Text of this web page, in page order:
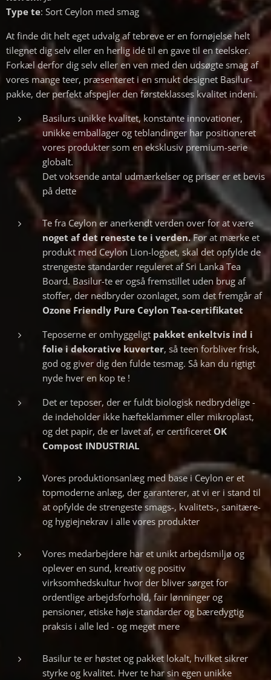
Type te: Sort Ceylon med smag
At finde dit helt eget udvalg af tebreve er en fornøjelse helt
tilegnet dig selv eller en herlig idé til en gave til en teelsker.
Forkæl derfor dig selv eller en ven med den udsøgte smag af
vores mange teer, præsenteret i en smukt designet Basilur-
pakke, der perfekt afspejler den førsteklasses kvalitet indeni.
Basilurs unikke kvalitet, konstante innovationer,
unikke emballager og teblandinger har positioneret
vores produkter som en eksklusiv premium-serie
globalt.
Det voksende antal udmærkelser og priser er et bevis
på dette
Te fra Ceylon er anerkendt verden over for at være
noget af det reneste te i verden.For at mærke et
produkt med Ceylon Lion-logoet, skal det opfylde de
strengeste standarder reguleret af Sri Lanka Tea
Board. Basilur-te er også fremstillet uden brug af
stoffer, der nedbryder ozonlaget, som det fremgår af
Ozone Friendly Pure Ceylon Tea-certifikatet
Teposerne er omhyggeligt pakket enkeltvis ind i
folie i dekorative kuverter, så teen forbliver frisk,
god og giver dig den fulde tesmag. Så kan du rigtigt
nyde hver en kop te !
Det er teposer, der er fuldt biologisk nedbrydelige -
de indeholder ikke hæfteklammer eller mikroplast,
og det papir, de er lavet af, er certificeret OK
Compost INDUSTRIAL
Vores produktionsanlæg med base i Ceylon er et
topmoderne anlæg, der garanterer, at vi er i stand til
at opfylde de strengeste smags-, kvalitets-, sanitære-
og hygiejnekrav i alle vores produkter
Vores medarbejdere har et unikt arbejdsmiljø og
oplever en sund, kreativ og positiv
virksomhedskultur hvor der bliver sørget for
ordentlige arbejdsforhold, fair lønninger og
pensioner, etiske høje standarder og bæredygtig
praksis i alle led - og meget mere
Basilur te er høstet og pakket lokalt, hvilket sikrer
styrke og kvalitet. Hver te har sin egen unikke